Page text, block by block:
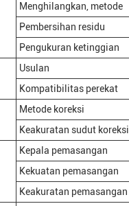
Menghilangkan, metode
Pembersihan residu
Pengukuran ketinggian
Usulan
Kompatibilitas perekat
Metode koreksi
Keakuratan sudut koreksi
Kepala pemasangan
Kekuatan pemasangan
Keakuratan pemasangan